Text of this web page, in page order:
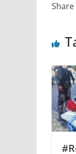
Share